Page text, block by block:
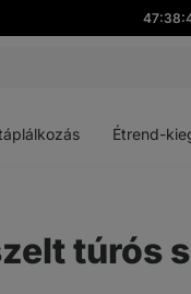
Étrend-
túrós